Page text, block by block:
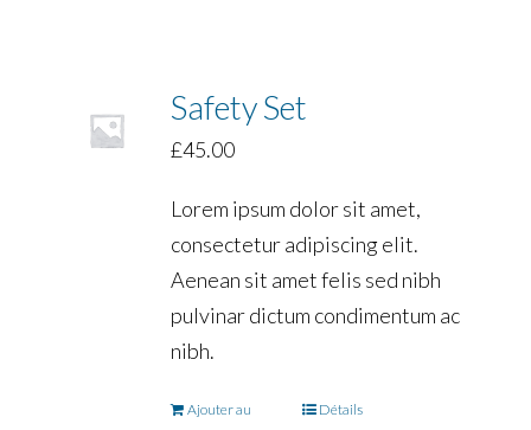
Safety Set
£45.00
Lorem ipsum dolor sit amet,
consectetur adipiscing elit.
Aenean sit amet felis sed nibh
pulvinar dictum condimentum ac
nibh.
Ajouter au
Détails